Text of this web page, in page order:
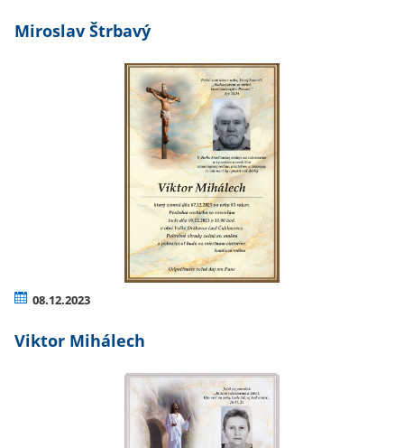
Miroslav Štrbavý
08.12.2023
Viktor Mihálech